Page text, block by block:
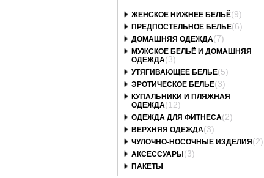
ЖЕНСКОЕ НИЖНЕЕ БЕЛЬЁ(9)
ПРЕДПОСТЕЛЬНОЕ БЕЛЬЕ(6)
ДОМАШНЯЯ ОДЕЖДА(7)
МУЖСКОЕ БЕЛЬЁ И ДОМАШНЯЯ
ОДЕЖДА(3)
УТЯГИВАЮЩЕЕ БЕЛЬЕ(5)
ЭРОТИЧЕСКОЕ БЕЛЬЕ(3)
КУПАЛЬНИКИ И ПЛЯЖНАЯ
ОДЕЖДА(12)
ОДЕЖДА ДЛЯ ФИТНЕСА(2)
ВЕРХНЯЯ ОДЕЖДА(3)
ЧУЛОЧНО-НОСОЧНЫЕ ИЗДЕЛИЯ (2)
АКСЕССУАРЫ (3)
ПАКЕТЫ